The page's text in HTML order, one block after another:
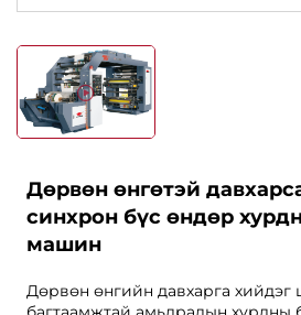
Дөрвөн өнгөтэй
синхрон бүс өндөр
машин
Дөрвөн өнгийн давхарга